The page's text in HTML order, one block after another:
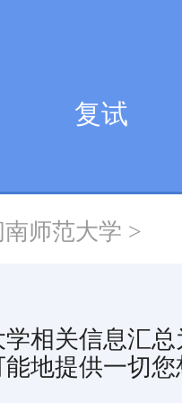
复试
南师范大学 >
相关信息汇
地提供一切